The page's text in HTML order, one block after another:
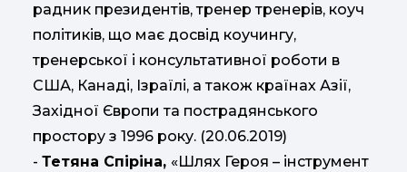
радник президентів, тренер тренерів, коуч
політиків, що має досвід коучингу,
тренерської і консультативної роботи в
США, Канаді, Ізраїлі, а також країнах Азії,
Західної Європи та пострадянського
простору з 1996 року. (20.06.2019)
- Тетяна Спіріна, «Шлях Героя – інструмент